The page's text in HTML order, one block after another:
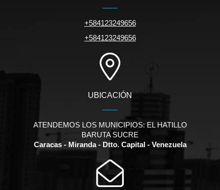
+584123249656
+584123249656
UBICACIÓN
ATENDEMOS LOS MUNICIPIOS: EL HATILLO
BARUTA SUCRE
Caracas - Miranda - Dtto. Capital - Venezuela